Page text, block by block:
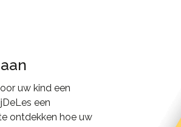
aan​
uw kind een
een
ontdekken hoe uw